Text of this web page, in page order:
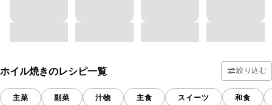
ホイル焼きのレシピ一覧 絞り込む
主菜 副菜 汁物 主食 スイーツ 和食